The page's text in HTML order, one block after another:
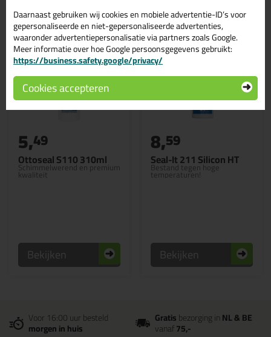
Ottoseal S110 310ml
Schimmelwerend en premium
kwaliteit
5,49
Bekijken
Seal-It 211 Silicon HT
Bestand tegen hoge
temperaturen!
8,59
Bekijken
Voor 16:00 uur besteld
morgen in huis
Gratisbezorging inNL & BE
vanaf75,-
Daarnaast gebruiken wij cookies en mobiele advertentie-ID’s voor
gepersonaliseerde en niet-gepersonaliseerde advertenties,
waaronder advertentiepersonalisatie via partners zoals Google.
Meer informatie over hoe Google persoonsgegevens gebruikt:
https://business.safety.google/privacy/
Cookies accepteren